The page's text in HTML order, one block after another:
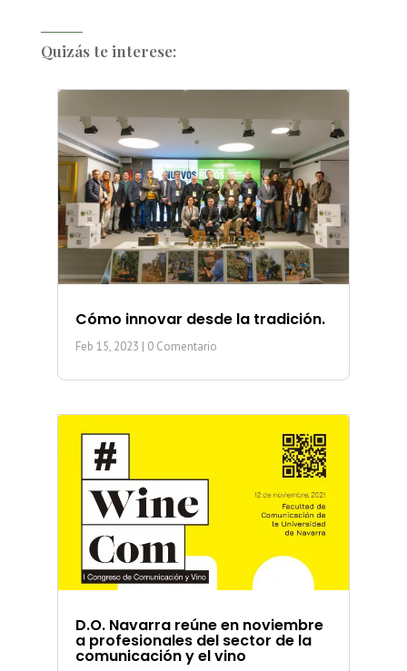
Quizás te interese:
Cómo innovar desde la tradición.
Feb 15, 2023 | 0 Comentario
D.O. Navarra reúne en noviembre
a profesionales del sector de la
comunicación y el vino